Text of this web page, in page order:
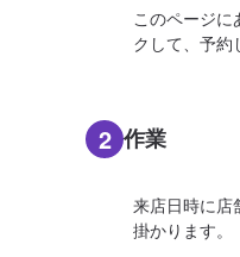
このページに
クして、予約
2 作業
来店日時に店
掛かります。